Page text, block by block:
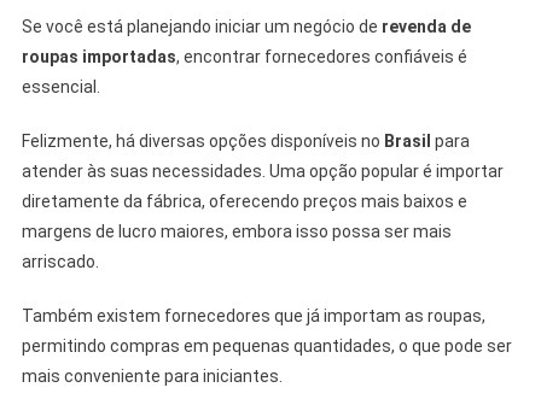
Se você está planejando iniciar um negócio de revenda de
roupas importadas, encontrar fornecedores confiáveis é
essencial.
Felizmente, há diversas opções disponíveis no Brasil para
atender às suas necessidades. Uma opção popular é importar
diretamente da fábrica, oferecendo preços mais baixos e
margens de lucro maiores, embora isso possa ser mais
arriscado.
Também existem fornecedores que já importam as roupas,
permitindo compras em pequenas quantidades, o que pode ser
mais conveniente para iniciantes.